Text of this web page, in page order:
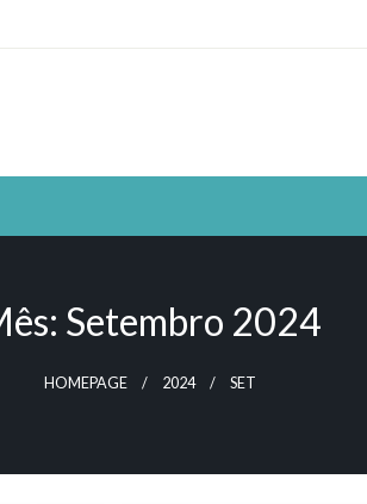
Setembro 2024
HOMEPAGE 2024 SET